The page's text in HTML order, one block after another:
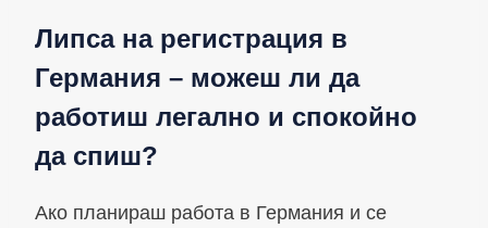
Липса на регистрация в
Германия – можеш ли да
работиш легално и спокойно
да спиш?
Ако планираш работа в Германия и се